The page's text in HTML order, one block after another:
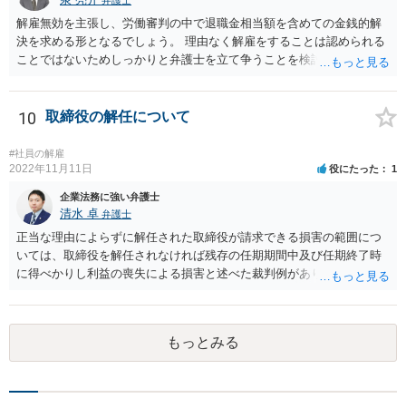
解雇無効を主張し、労働審判の中で退職金相当額を含めての金銭的解
決を求める形となるでしょう。 理由なく解雇をすることは認められる
ことではないためしっかりと弁護士を立て争うことを検討されて良い
10 取締役の解任について
#社員の解雇
2022年11月11日 役にたった 1
企業法務に強い弁護士
清水 卓 弁護士
正当な理由によらずに解任された取締役が請求できる損害の範囲につ
いては、取締役を解任されなければ残存の任期期間中及び任期終了時
に得べかりし利益の喪失による損害と述べた裁判例があります。 役員
ます。また、手当等異なる名称が使用されていても実質はこれらと同
じような性質の金員と判断されれば、損害に含まれる可能性がありま
す。 慰謝料や弁護士については、これらの損害に含まれないと述べる
裁判例もありますが、含まれるとする見解もあり、争いがあるところ
もっとみる